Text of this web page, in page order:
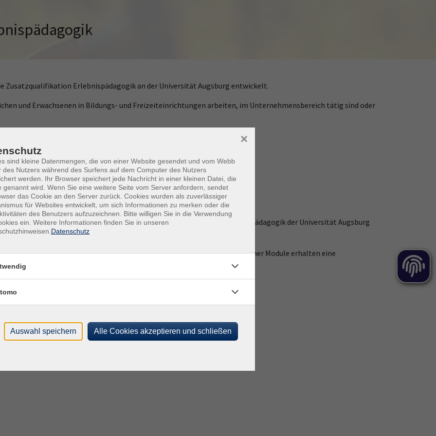
Zusatzqualifikation Erlebnispädagogik an der Universität Augsburg entwickelt.
und Erwachsenen in Bildungs- und Freizeiteinrichtungen arbeiten, im Unternehmensbereich tätig sind oder
plus einem
bearbeitet, ein Instrument zur Selbstreflexion und Lernbegleitung.
zusammengearbeitet.
Sie bauen“ oder entsprechendes Vorwissen.
Bearbeitung des Ordners abgeschlossen, stellt der Arbeitsbereich Erlebnispädagogik der Universität Augsburg
Handlungskompetenz aus.
mit der Urkunde 5 ECTS Punkte gutgeschrieben. Teilnehmer einzelner Module erhalten eine
sind kleine Datenmengen, die von einer Website gesendet und vom Webb
des Nutzers während des Surfens auf dem Computer des Nutzers
werden. Ihr Browser speichert jede Nachricht in einer kleinen Datei, die
genannt wird. Wenn Sie eine weitere Seite vom Server anfordern, sendet
das Cookie an den Server zurück. Cookies wurden als zuverlässiger
für Websites entwickelt, um sich Informationen zu merken oder die
des Benutzers aufzuzeichnen. Bitte willigen Sie in die Verwendung
ein. Weitere Informationen finden Sie in unseren
Datenschutz
×
Auswahl speichern Alle Cookies akzeptieren und schließen